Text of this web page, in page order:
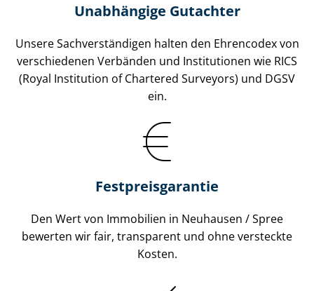
Unabhängige Gutachter
Unsere Sach­ver­stän­di­gen halten den Ehrencodex von
verschiedenen Verbänden und Institutionen wie RICS
(Royal Institution of Chartered Surveyors) und DGSV
ein.
Festpreis​garantie
Den Wert von Immobilien in Neuhausen / Spree
bewerten wir fair, transparent und ohne versteckte
Kosten.